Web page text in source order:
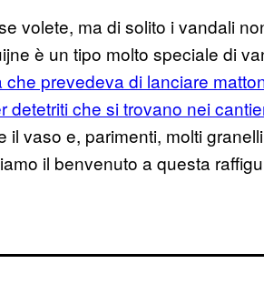
volete, ma di solito i vandali
è un tipo molto speciale di
che prevedeva di lanciare
detetriti che si trovano nei
il vaso e, parimenti, molti
il benvenuto a questa